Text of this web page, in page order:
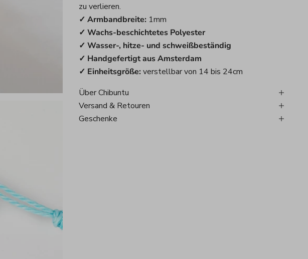
zu verlieren.
✓ Armbandbreite: 1mm
✓ Wachs-beschichtetes Polyester
✓ Wasser-, hitze- und schweißbeständig
✓ Handgefertigt aus Amsterdam
✓ Einheitsgröße: verstellbar von 14 bis 24cm
Über Chibuntu
Versand & Retouren
Geschenke